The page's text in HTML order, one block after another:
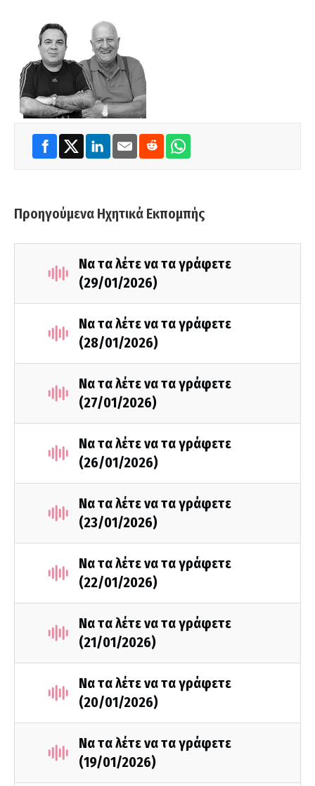
Προηγούμενα Ηχητικά Εκπομπής
Να τα λέτε να τα γράφετε
(29/01/2026)
Να τα λέτε να τα γράφετε
(28/01/2026)
Να τα λέτε να τα γράφετε
(27/01/2026)
Να τα λέτε να τα γράφετε
(26/01/2026)
Να τα λέτε να τα γράφετε
(23/01/2026)
Να τα λέτε να τα γράφετε
(22/01/2026)
Να τα λέτε να τα γράφετε
(21/01/2026)
Να τα λέτε να τα γράφετε
(20/01/2026)
Να τα λέτε να τα γράφετε
(19/01/2026)